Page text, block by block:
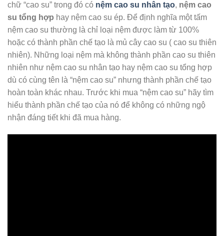
chữ “cao su” trong đó có nệm cao su nhân tạo, nệm cao
su tổng hợp hay nệm cao su ép. Để định nghĩa một tấm
nệm cao su thường là chỉ loại nệm được làm từ 100%
hoặc có thành phần chế tạo là mủ cây cao su ( cao su thiên
nhiên). Những loại nệm mà không thành phần cao su thiên
nhiên như nệm cao su nhân tạo hay nệm cao su tổng hợp
dù có cùng tên là “nệm cao su” nhưng thành phần chế tạo
hoàn toàn khác nhau. Trước khi mua “nệm cao su” hãy tìm
hiểu thành phần chế tạo của nó để không có những ngộ
nhận đáng tiết khi đã mua hàng.